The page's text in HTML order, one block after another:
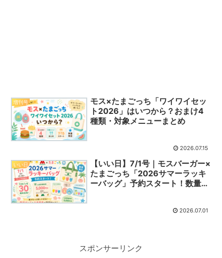
増刊号
モス×たまごっち「ワイワイセッ
ト2026」はいつから？おまけ4
種類・対象メニューまとめ
2026.07.15
いい日
【いい日】7/1号｜モスバーガー×
たまごっち「2026サマーラッキ
ーバッグ」予約スタート！数量限
2026.07.01
スポンサーリンク